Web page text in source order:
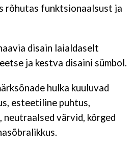
rõhutas funktsionaalsust ja
disain laialdaselt
ja kestva disaini sümbol.
hulka kuuluvad
esteetiline puhtus,
värvid, kõrged